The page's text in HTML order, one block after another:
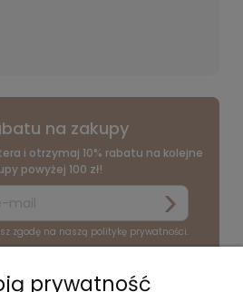
na zakupy
i otrzymaj 10% rabatu na kolejne
powyżej 100 zł!
zgodę na naszą politykę prywatności.
prywatność